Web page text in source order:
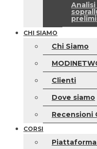
CHI SIAMO
Chi Siamo
Clienti
Dove siamo
Recensioni
CORSI